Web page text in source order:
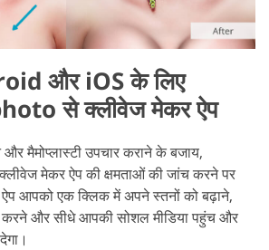
और iOS के लिए
से क्लीवेज मेकर ऐप
मैमोप्लास्टी उपचार कराने के बजाय,
मेकर ऐप की क्षमताओं की जांच करने पर
ऐप आपको एक क्लिक में अपने स्तनों को बढ़ाने,
और सीधे आपकी सोशल मीडिया पहुंच और